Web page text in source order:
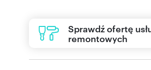
Sprawdź ofertę
remontowych